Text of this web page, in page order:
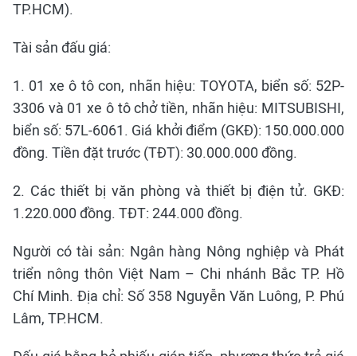
TP.HCM).
Tài sản đấu giá:
1. 01 xe ô tô con, nhãn hiệu: TOYOTA, biển số: 52P-
3306 và 01 xe ô tô chở tiền, nhãn hiệu: MITSUBISHI,
biển số: 57L-6061. Giá khởi điểm (GKĐ): 150.000.000
đồng. Tiền đặt trước (TĐT): 30.000.000 đồng.
2. Các thiết bị văn phòng và thiết bị điện tử. GKĐ:
1.220.000 đồng. TĐT: 244.000 đồng.
Người có tài sản: Ngân hàng Nông nghiệp và Phát
triển nông thôn Việt Nam – Chi nhánh Bắc TP. Hồ
Chí Minh. Địa chỉ: Số 358 Nguyễn Văn Luông, P. Phú
Lâm, TP.HCM.